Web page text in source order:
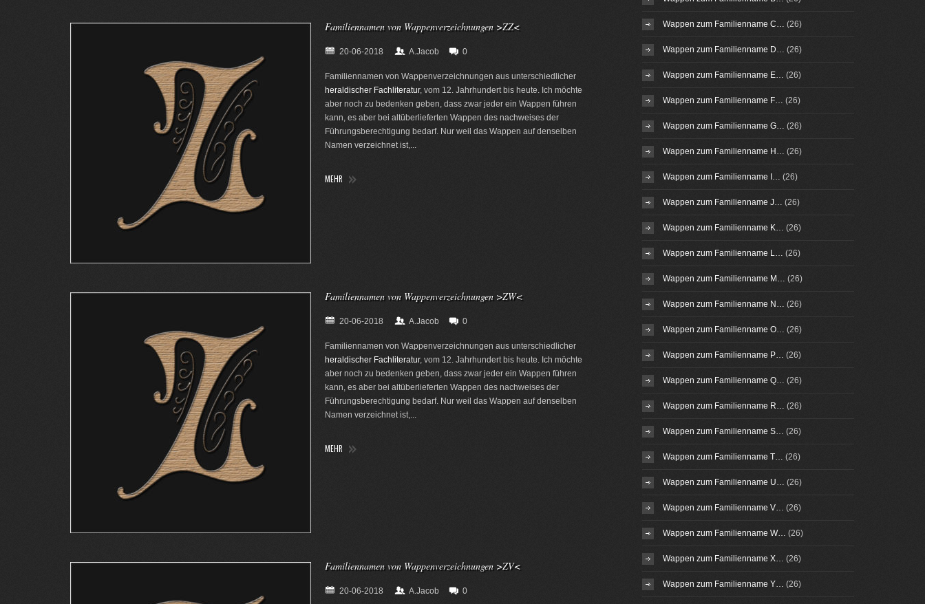
Familiennamen von Wappenverzeichnungen >ZZ<
20-06-2018 A.Jacob 0
Familiennamen von Wappenverzeichnungen aus unterschiedlicher
heraldischer Fachliteratur, vom 12. Jahrhundert bis heute. Ich möchte
aber noch zu bedenken geben, dass zwar jeder ein Wappen führen
kann, es aber bei altüberlieferten Wappen des nachweises der
Führungsberechtigung bedarf. Nur weil das Wappen auf denselben
Namen verzeichnet ist,...
MEHR
Familiennamen von Wappenverzeichnungen >ZW<
20-06-2018 A.Jacob 0
Familiennamen von Wappenverzeichnungen aus unterschiedlicher
heraldischer Fachliteratur, vom 12. Jahrhundert bis heute. Ich möchte
aber noch zu bedenken geben, dass zwar jeder ein Wappen führen
kann, es aber bei altüberlieferten Wappen des nachweises der
Führungsberechtigung bedarf. Nur weil das Wappen auf denselben
Namen verzeichnet ist,...
MEHR
Familiennamen von Wappenverzeichnungen >ZV<
20-06-2018 A.Jacob 0
Wappen zum Familienname C… (26)
Wappen zum Familienname D… (26)
Wappen zum Familienname E… (26)
Wappen zum Familienname F… (26)
Wappen zum Familienname G… (26)
Wappen zum Familienname H… (26)
Wappen zum Familienname I… (26)
Wappen zum Familienname J… (26)
Wappen zum Familienname K… (26)
Wappen zum Familienname L… (26)
Wappen zum Familienname M… (26)
Wappen zum Familienname N… (26)
Wappen zum Familienname O… (26)
Wappen zum Familienname P… (26)
Wappen zum Familienname Q… (26)
Wappen zum Familienname R… (26)
Wappen zum Familienname S… (26)
Wappen zum Familienname T… (26)
Wappen zum Familienname U… (26)
Wappen zum Familienname V… (26)
Wappen zum Familienname W… (26)
Wappen zum Familienname X… (26)
Wappen zum Familienname Y… (26)